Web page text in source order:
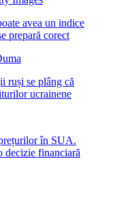
avea un indice
prepară corect
ruși se plâng că
ucrainene
în SUA.
decizie financiară